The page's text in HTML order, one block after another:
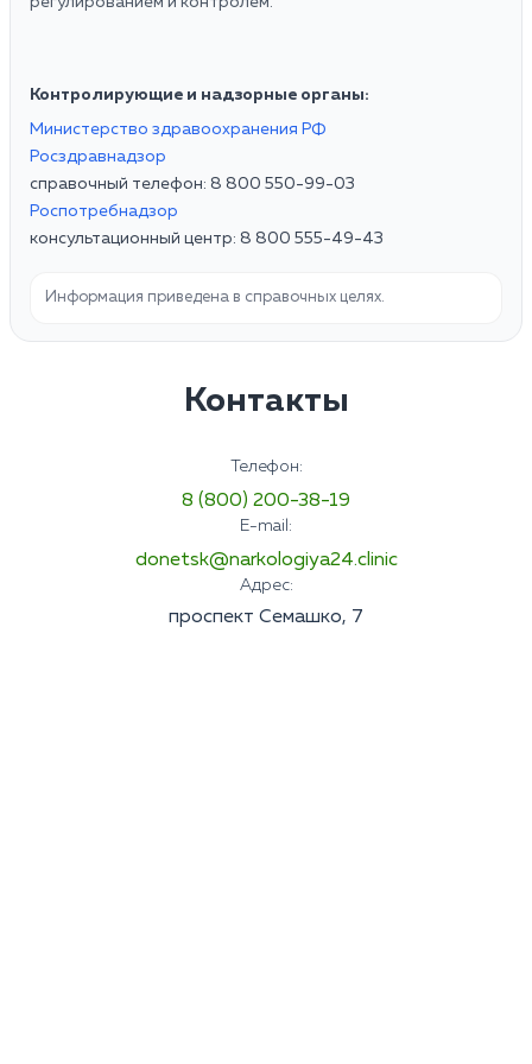
Контролирующие и надзорные органы:
Министерство здравоохранения РФ
Росздравнадзор
справочный телефон: 8 800 550-99-03
Роспотребнадзор
консультационный центр: 8 800 555-49-43
Информация приведена в справочных целях.
Контакты
Телефон:
8 (800) 200-38-19
E-mail:
donetsk@narkologiya24.clinic
Адрес:
проспект Семашко, 7